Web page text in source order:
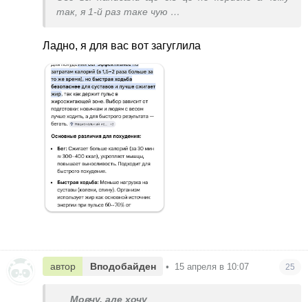
так, я 1-й раз таке чую
Я просто в шоці дівчата
Ладно, я для вас вот загуглила
автор Вподобайден • 15 апреля в 10:07 25
Мовчу, але хочу